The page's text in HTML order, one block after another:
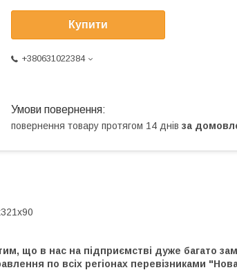
Купити
+380631022384
повернення товару протягом 14 днів за
що в нас на підприємстві дуже багато
по всіх регіонах перевізниками